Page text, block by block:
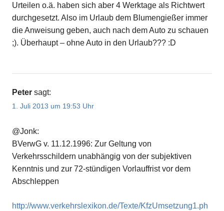
Urteilen o.ä. haben sich aber 4 Werktage als Richtwert
durchgesetzt. Also im Urlaub dem Blumengießer immer
die Anweisung geben, auch nach dem Auto zu schauen
;). Überhaupt – ohne Auto in den Urlaub??? :D
Peter sagt:
1. Juli 2013 um 19:53 Uhr
@Jonk:
BVerwG v. 11.12.1996: Zur Geltung von
Verkehrsschildern unabhängig von der subjektiven
Kenntnis und zur 72-stündigen Vorlauffrist vor dem
Abschleppen
http://www.verkehrslexikon.de/Texte/KfzUmsetzung1.ph